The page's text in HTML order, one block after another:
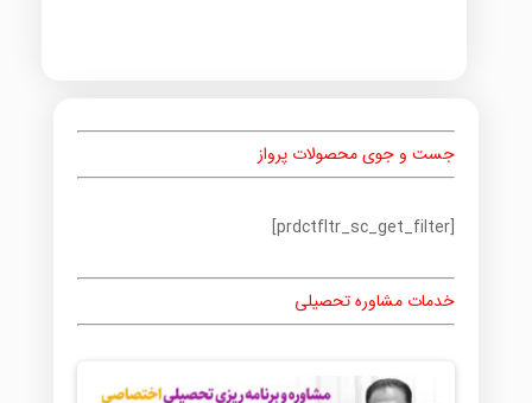
جست و جوی محصولات پرواز
[prdctfltr_sc_get_filter]
خدمات مشاوره تحصیلی